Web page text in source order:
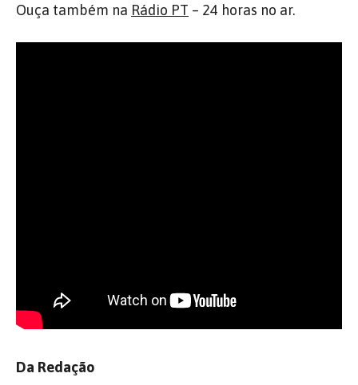
Ouça também na Rádio PT – 24 horas no ar.
Da Redação